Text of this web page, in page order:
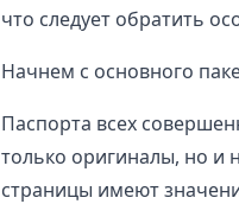
что следует обратить
Начнем с основного
Паспорта всех
только оригиналы, но и
страницы имеют